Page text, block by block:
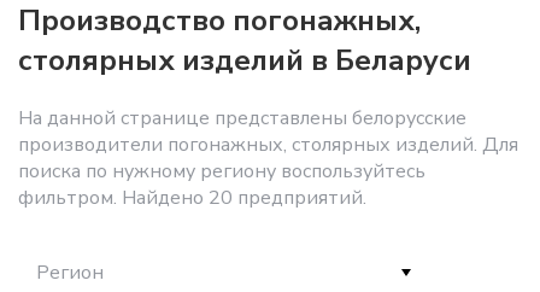
Производство погонажных,
столярных изделий в Беларуси
На данной странице представлены белорусские
производители погонажных, столярных изделий. Для
поиска по нужному региону воспользуйтесь
фильтром. Найдено 20 предприятий.
Регион